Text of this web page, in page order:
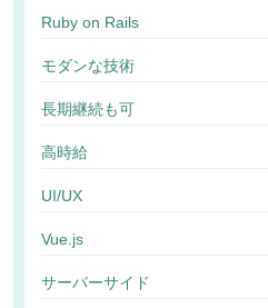
Ruby on Rails
モダンな技術
長期継続も可
高時給
UI/UX
Vue.js
サーバーサイド